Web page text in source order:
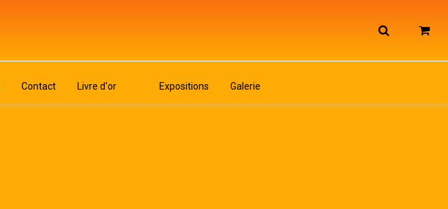
Contact Livre d'or Expositions Galerie